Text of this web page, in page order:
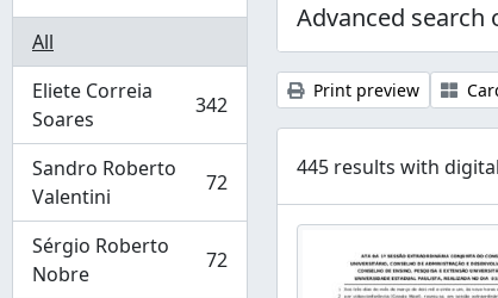
All
Eliete Correia
Soares
, 342 results 342
Sandro Roberto
Valentini
, 72 results 72
Sérgio Roberto
Nobre
, 72 results 72
Advanced search
Print preview
445 results with